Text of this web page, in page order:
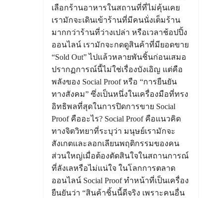
เลือกร้านอาหารในสถานที่ที่ไม่คุ้นเคย
เรามักจะเดินเข้าร้านที่มีคนนั่งเต็มร้าน
มากกว่าร้านที่ว่างเปล่า หรือเวลาช้อปปิ้ง
ออนไลน์ เรามักจะกดดูสินค้าที่มียอดขาย
“Sold Out” ไปแล้วหลายพันชิ้นก่อนเสมอ
ปรากฏการณ์นี้ไม่ใช่เรื่องบังเอิญ แต่คือ
พลังของ Social Proof หรือ “การยืนยัน
ทางสังคม” ซึ่งเป็นหนึ่งในเครื่องมือที่ทรง
อิทธิพลที่สุดในการปิดการขาย Social
Proof คืออะไร? Social Proof คือแนวคิด
ทางจิตวิทยาที่ระบุว่า มนุษย์เรามักจะ
สังเกตและลอกเลียนพฤติกรรมของคน
ส่วนใหญ่เมื่อต้องตัดสินใจในสถานการณ์
ที่ลังเลหรือไม่แน่ใจ ในโลกการตลาด
ออนไลน์ Social Proof ทำหน้าที่เป็นเครื่อง
ยืนยันว่า “สินค้าชิ้นนี้ดีจริง เพราะคนอื่น